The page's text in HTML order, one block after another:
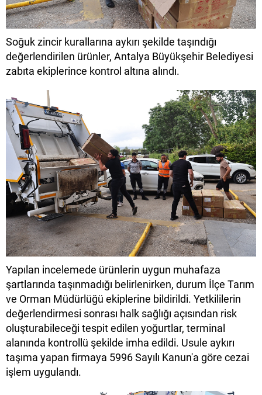
Soğuk zincir kurallarına aykırı şekilde taşındığı
değerlendirilen ürünler, Antalya Büyükşehir Belediyesi
zabıta ekiplerince kontrol altına alındı.
Yapılan incelemede ürünlerin uygun muhafaza
şartlarında taşınmadığı belirlenirken, durum İlçe Tarım
ve Orman Müdürlüğü ekiplerine bildirildi. Yetkililerin
değerlendirmesi sonrası halk sağlığı açısından risk
oluşturabileceği tespit edilen yoğurtlar, terminal
alanında kontrollü şekilde imha edildi. Usule aykırı
taşıma yapan firmaya 5996 Sayılı Kanun'a göre cezai
işlem uygulandı.